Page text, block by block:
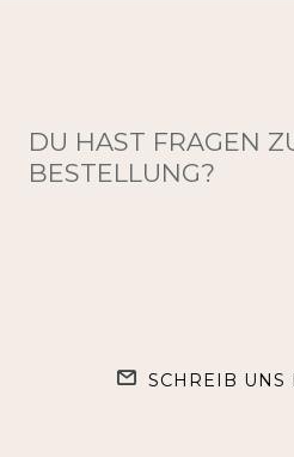
DU HAST FRAGEN
BESTELLUNG?
SCHREIB